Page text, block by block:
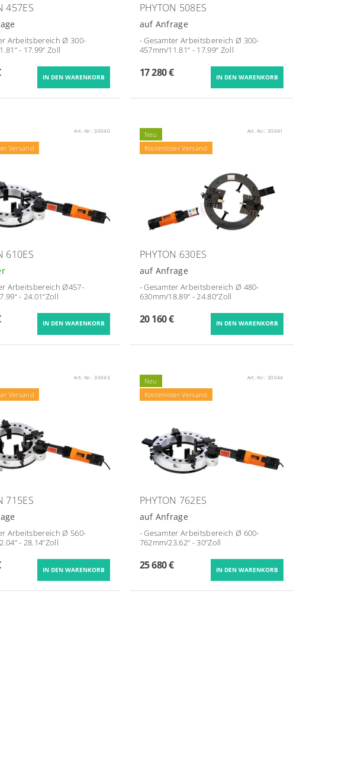
457ES
Arbeitsbereich Ø 300-
- 17.99“ Zoll
PHYTON 508ES
auf Anfrage
- Gesamter Arbeitsbereich Ø 300-
457mm/11.81“ - 17.99“ Zoll
17 280 €
Versand
Art.-Nr.:30040
610ES
Arbeitsbereich Ø457-
- 24.01“Zoll
Neu
Kostenloser Versand
Art.-Nr.:30041
PHYTON 630ES
auf Anfrage
- Gesamter Arbeitsbereich Ø 480-
630mm/18.89“ - 24.80“Zoll
20 160 €
Versand
Art.-Nr.:30043
715ES
Arbeitsbereich Ø 560-
- 28.14“Zoll
Neu
Kostenloser Versand
Art.-Nr.:30044
PHYTON 762ES
auf Anfrage
- Gesamter Arbeitsbereich Ø 600-
762mm/23.62“ - 30“Zoll
25 680 €